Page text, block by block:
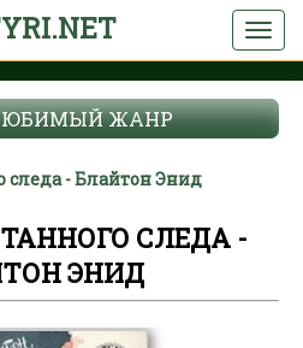
ЖАНР
следа - Блайтон Энид
СЛЕДА -
ЭНИД